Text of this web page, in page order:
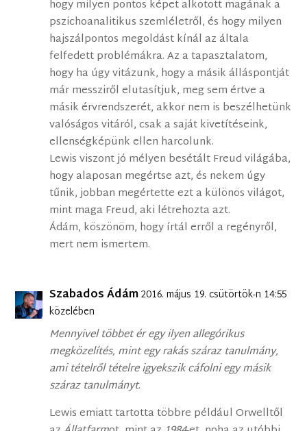
hogy milyen pontos képet alkotott magának a
pszichoanalitikus szemléletről, és hogy milyen
hajszálpontos megoldást kínál az általa
felfedett problémákra. Az a tapasztalatom,
hogy ha úgy vitázunk, hogy a másik álláspontját
már messziről elutasítjuk, meg sem értve a
másik érvrendszerét, akkor nem is beszélhetünk
valóságos vitáról, csak a saját kivetítéseink,
ellenségképünk ellen harcolunk.
Lewis viszont jó mélyen besétált Freud világába,
hogy alaposan megértse azt, és nekem úgy
tűnik, jobban megértette ezt a különös világot,
mint maga Freud, aki létrehozta azt.
Ádám, köszönöm, hogy írtál erről a regényről,
mert nem ismertem.
Szabados Ádám2016. május 19. csütörtök-n 14:55
közelében
Mennyivel többet ér egy ilyen allegórikus
megközelítés, mint egy rakás száraz tanulmány,
ami tételről tételre igyekszik cáfolni egy másik
száraz tanulmányt.
Lewis emiatt tartotta többre például Orwelltől